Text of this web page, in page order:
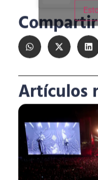
Compartir
Artículos